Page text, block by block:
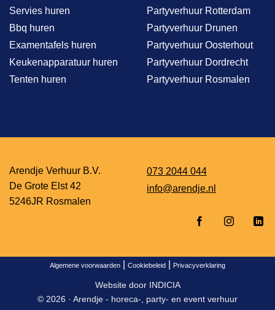
Servies huren
Bbq huren
Examentafels huren
Keukenapparatuur huren
Tenten huren
Partyverhuur Rotterdam
Partyverhuur Drunen
Partyverhuur Oosterhout
Partyverhuur Dordrecht
Partyverhuur Rosmalen
Arendje Verhuur B.V.
De Grote Elst 42
5246JR Rosmalen
073 2044 044
info@arendje.nl
Algemene voorwaarden Cookiebeleid Privacyverklaring
Website door INDICIA
© 2026 · Arendje - horeca-, party- en event verhuur